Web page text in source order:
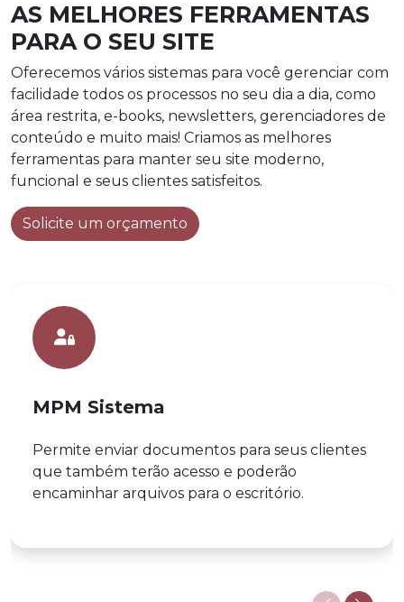
AS MELHORES FERRAMENTAS
PARA O SEU SITE
Oferecemos vários sistemas para você gerenciar com
facilidade todos os processos no seu dia a dia, como
área restrita, e-books, newsletters, gerenciadores de
conteúdo e muito mais! Criamos as melhores
ferramentas para manter seu site moderno,
funcional e seus clientes satisfeitos.
Solicite um orçamento
MPM Sistema
Permite enviar documentos para seus clientes
que também terão acesso e poderão
encaminhar arquivos para o escritório.